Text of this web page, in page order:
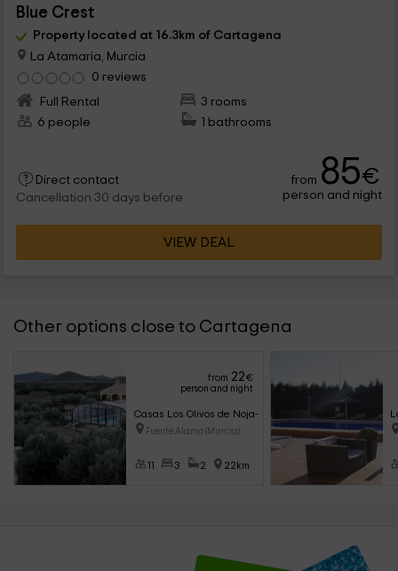
Blue Crest
Property located at 16.3km of Cartagena
La Atamaria, Murcia
0 reviews
Full Rental
3 rooms
6 people
1 bathrooms
Direct contact
Cancellation 30 days before
from 85€
person and night
VIEW DEAL
Other options close to Cartagena
from 22€
person and night
Casas Los Olivos de Noja- Casa Hojiblanca
Fuente Alamo (Murcia)
11 3 2 22km